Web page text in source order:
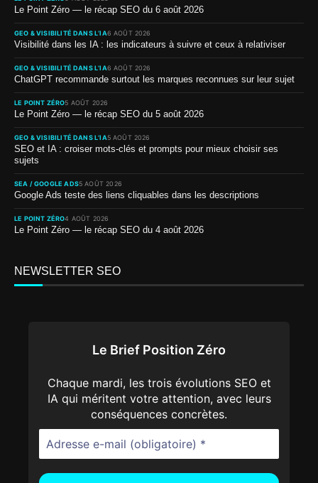
Le Point Zéro — le récap SEO du 6 août 2026
GEO & VISIBILITÉ DANS L’IA6 AOÛT 2026
Visibilité dans les IA : les indicateurs à suivre et ceux à relativiser
GEO & VISIBILITÉ DANS L’IA6 AOÛT 2026
ChatGPT recommande surtout les marques reconnues sur leur sujet
LE POINT ZÉRO5 AOÛT 2026
Le Point Zéro — le récap SEO du 5 août 2026
GEO & VISIBILITÉ DANS L’IA5 AOÛT 2026
SEO et IA : croiser mots-clés et prompts pour mieux choisir ses
sujets
SEA / GOOGLE ADS5 AOÛT 2026
Google Ads teste des liens cliquables dans les descriptions
LE POINT ZÉRO4 AOÛT 2026
Le Point Zéro — le récap SEO du 4 août 2026
NEWSLETTER SEO
Le Brief Position Zéro
Chaque mardi, les trois évolutions SEO et
IA qui méritent votre attention, avec leurs
conséquences concrètes.